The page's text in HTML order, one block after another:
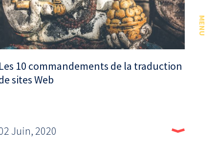
10 commandements de la traduction
sites Web
Juin, 2020
MENU